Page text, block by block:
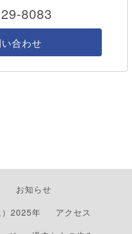
8083
合わせ
お知らせ
2025年
アクセス